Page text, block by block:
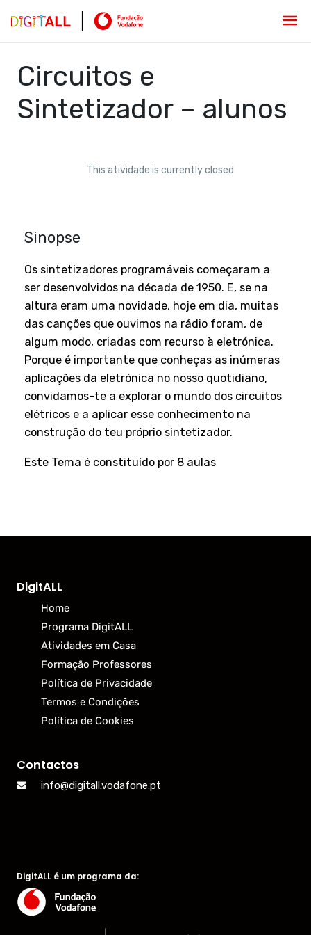
Circuitos e
Sintetizador – alunos
This atividade is currently closed
Sinopse
Os sintetizadores programáveis começaram a
ser desenvolvidos na década de 1950. E, se na
altura eram uma novidade, hoje em dia, muitas
das canções que ouvimos na rádio foram, de
algum modo, criadas com recurso à eletrónica.
Porque é importante que conheças as inúmeras
aplicações da eletrónica no nosso quotidiano,
convidamos-te a explorar o mundo dos circuitos
elétricos e a aplicar esse conhecimento na
construção do teu próprio sintetizador.
Este Tema é constituído por 8 aulas
DigitALL
Home
Programa DigitALL
Atividades em Casa
Formação Professores
Política de Privacidade
Termos e Condições
Política de Cookies
Contactos
info@digitall.vodafone.pt
DigitALL é um programa da: